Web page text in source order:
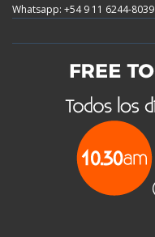
Whatsapp: +54 9 11 6244-8039